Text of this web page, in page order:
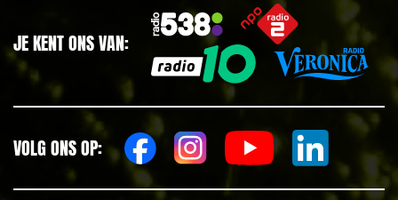
JE KENT ONS VAN:
VOLG ONS OP: